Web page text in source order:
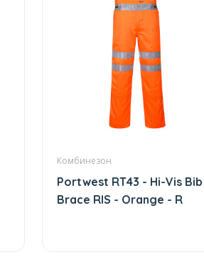
Комбинезон
Portwest RT43 - Hi-Vis
Brace RIS - Orange - R